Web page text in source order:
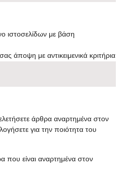
ιστοσελίδων με βάση
σας άποψη με αντικειμενικά κριτήρια
άρθρα αναρτημένα στον
για την ποιότητα του
είναι αναρτημένα στον